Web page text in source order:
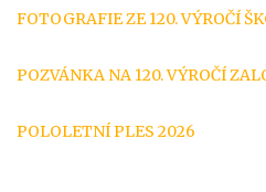
FOTOGRAFIE ZE 120. VÝROČÍ
POZVÁNKA NA 120. VÝROČÍ
POLOLETNÍ PLES 2026